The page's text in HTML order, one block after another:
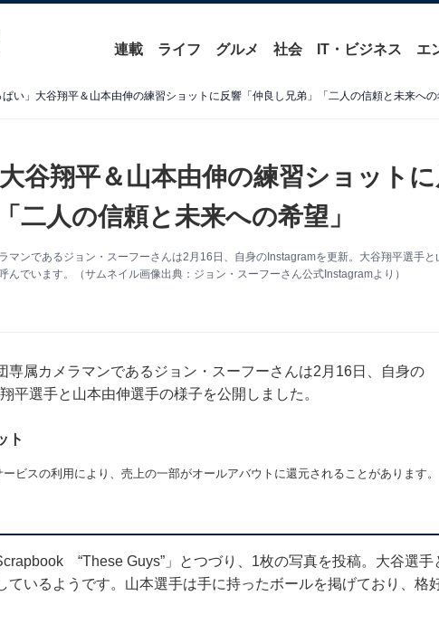
連載 ライフ グルメ 社会 IT・ビジネス エ
ぱい」大谷翔平＆山本由伸の練習ショットに反響「仲良し兄弟」「二人の信頼と未来への
谷翔平＆山本由伸の練習ショットに
二人の信頼と未来への希望」
マンであるジョン・スーフーさんは2月16日、自身のInstagramを更新。大谷翔平選手と
んでいます。（サムネイル画像出典：ジョン・スーフーさん公式Instagramより）
専属カメラマンであるジョン・スーフーさんは2月16日、自身の
平選手と山本由伸選手の様子を公開しました。
ト
ビスの利用により、売上の一部がオールアバウトに還元されることがあります。
“These Guys”」とつづり、1枚の写真を投稿。大谷選手
ているようです。山本選手は手に持ったボールを掲げており、格